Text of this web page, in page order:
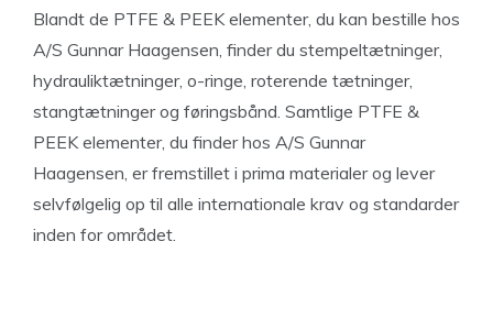
Blandt de PTFE & PEEK elementer, du kan bestille hos
A/S Gunnar Haagensen, finder du stempeltætninger,
hydrauliktætninger, o-ringe, roterende tætninger,
stangtætninger og føringsbånd. Samtlige PTFE &
PEEK elementer, du finder hos A/S Gunnar
Haagensen, er fremstillet i prima materialer og lever
selvfølgelig op til alle internationale krav og standarder
inden for området.